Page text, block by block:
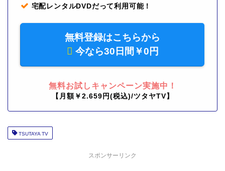
宅配レンタルDVDだって利用可能！
無料登録はこちらから
今なら30日間￥0円
無料お試しキャンペーン実施中！
【月額￥2.659円(税込)/ツタヤTV】
TSUTAYA TV
スポンサーリンク